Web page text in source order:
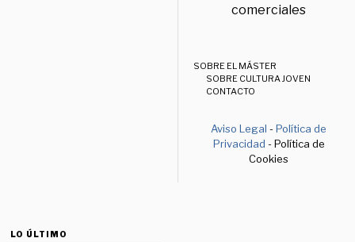
comerciales
SOBRE EL MÁSTER
SOBRE CULTURA JOVEN
CONTACTO
Aviso Legal -Política de
Privacidad - Política de
Cookies
LO ÚLTIMO